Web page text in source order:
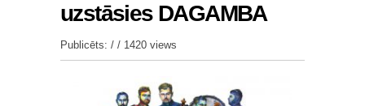
uzstāsies DAGAMBA
Publicēts: / / 1420 views